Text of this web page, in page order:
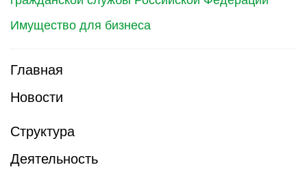
Имущество для бизнеса
Главная
Новости
Структура
Деятельность